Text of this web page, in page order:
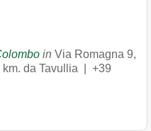
in Via Romagna 9,
km. da Tavullia | +39